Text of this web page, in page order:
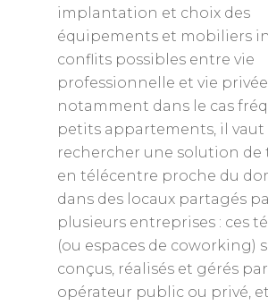
implantation et choix des
équipements et mobiliers
conflits possibles entre vie
professionnelle et vie privée
notamment dans le cas
petits appartements, il vaut
rechercher une solution de
en télécentre proche du
dans des locaux partagés
plusieurs entreprises : ces
(ou espaces de coworking)
conçus, réalisés et gérés
opérateur public ou privé,